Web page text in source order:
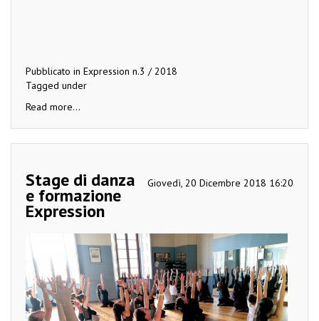
Pubblicato in Expression n.3 / 2018
Tagged under
Read more...
Giovedì, 20 Dicembre 2018 16:20
Stage di danza
e formazione
Expression